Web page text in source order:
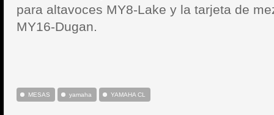
para altavoces MY8-Lake y la tarjeta de
MY16-Dugan.
MESAS yamaha YAMAHA CL